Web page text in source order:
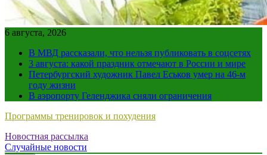
6 августа, 2026
В МВД рассказали, что нельзя публиковать в соцсетях
3 августа: какой праздник отмечают в России и мире
Петербургский художник Павел Еськов умер на 46-м
году жизни
В аэропорту Геленджика сняли ограничения
Программы тренировок и похудения
Новостная рассылка
Случайные новости